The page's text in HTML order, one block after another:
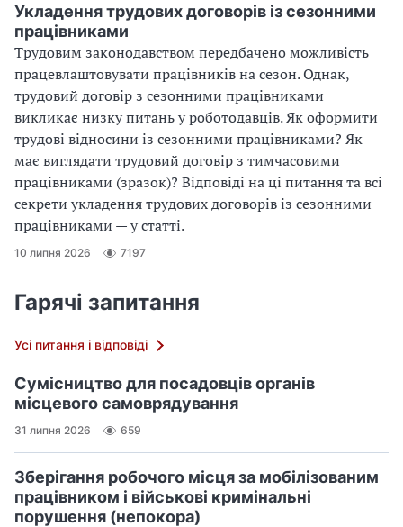
Укладення трудових договорів із сезонними
працівниками
Трудовим законодавством передбачено можливість
працевлаштовувати працівників на сезон. Однак,
трудовий договір з сезонними працівниками
викликає низку питань у роботодавців. Як оформити
трудові відносини із сезонними працівниками? Як
має виглядати трудовий договір з тимчасовими
працівниками (зразок)? Відповіді на ці питання та всі
секрети укладення трудових договорів із сезонними
працівниками — у статті.
10 липня 2026 7197
Гарячі запитання
Усі питання і відповіді
Сумісництво для посадовців органів
місцевого самоврядування
31 липня 2026 659
Зберігання робочого місця за мобілізованим
працівником і військові кримінальні
порушення (непокора)